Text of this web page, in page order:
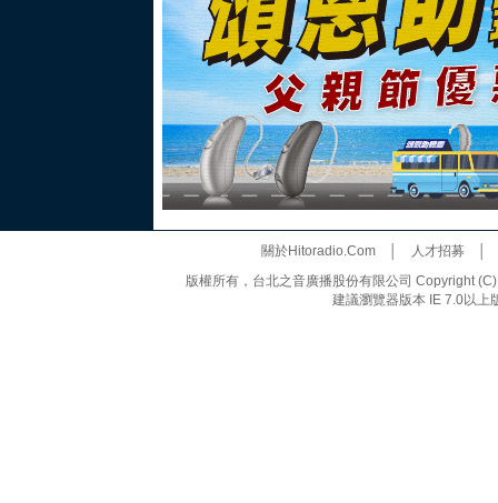
關於Hitoradio.Com│ 人才招募
版權所有，台北之音廣播股份有限公司 Copyright
建議瀏覽器版本 IE 7.0以上